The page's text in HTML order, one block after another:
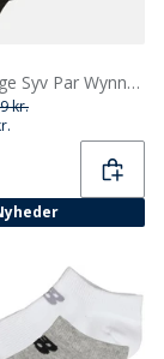
Bench Drenge Syv Par Wynne Sokker Assorteret
kr.